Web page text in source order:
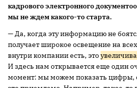
кадрового электронного
мы не ждем какого-то старта.
— Да, когда эту информацию не
получает широкое освещение на
внутри компании есть, это
И здесь нам открывается еще один
момент: мы можем показать цифры,